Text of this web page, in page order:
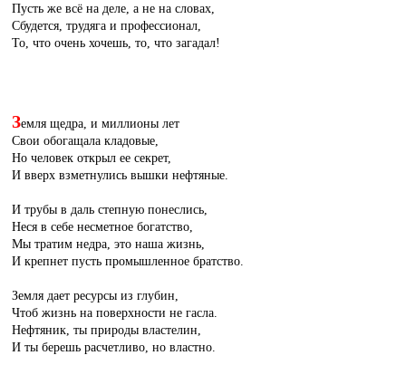
Пусть же всё на деле, а не на словах,
Сбудется, трудяга и профессионал,
То, что очень хочешь, то, что загадал!
Земля щедра, и миллионы лет
Свои обогащала кладовые,
Но человек открыл ее секрет,
И вверх взметнулись вышки нефтяные.
И трубы в даль степную понеслись,
Неся в себе несметное богатство,
Мы тратим недра, это наша жизнь,
И крепнет пусть промышленное братство.
Земля дает ресурсы из глубин,
Чтоб жизнь на поверхности не гасла.
Нефтяник, ты природы властелин,
И ты берешь расчетливо, но властно.